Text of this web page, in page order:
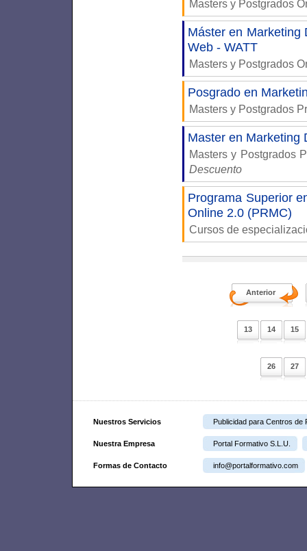
Masters y Postgrados
Máster en Marketing
Web - WATT
Masters y Postgrados
Posgrado en
Masters y Postgrados
Master en Marketing
Masters y Postgrados
Descuento
Programa Superior
Online 2.0 (PRMC)
Cursos de
Anterior
13 14 15
26 27
Nuestros Servicios Publicidad para Centros de
Nuestra Empresa Portal Formativo S.L.U.
Formas de Contacto info@portalformativo.com